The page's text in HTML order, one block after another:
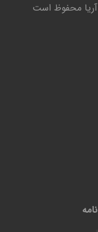
محفوظ است